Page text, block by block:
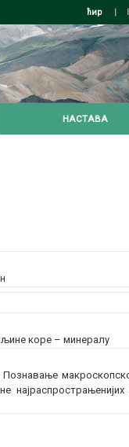
ћир |
НАСТАВА
коре – минералу